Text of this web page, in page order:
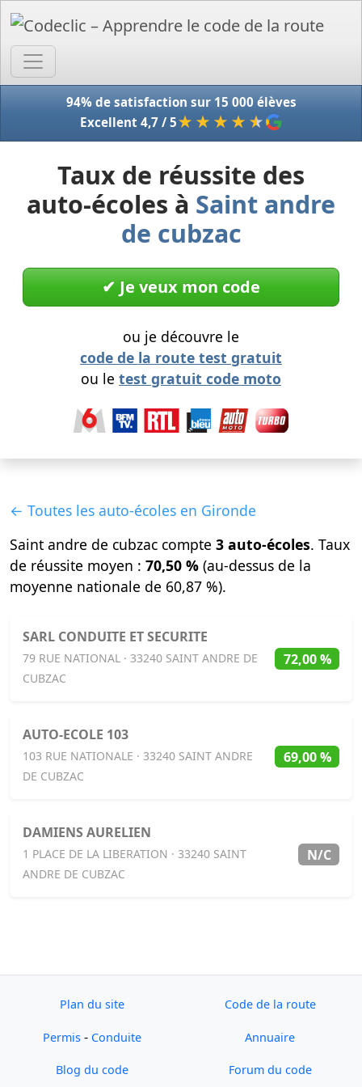
94% de satisfaction sur 15 000 élèves
Excellent 4,7 / 5★★★★ ★
Taux de réussite des
auto-écoles à Saint andre
de cubzac
✔︎ Je veux mon code
ou je découvre le
code de la route test gratuit
ou le test gratuit code moto
← Toutes les auto-écoles en Gironde
Saint andre de cubzac compte 3 auto-écoles. Taux
de réussite moyen : 70,50 % (au-dessus de la
moyenne nationale de 60,87 %).
SARL CONDUITE ET SECURITE
79 RUE NATIONAL · 33240 SAINT ANDRE DE
CUBZAC
72,00 %
AUTO-ECOLE 103
103 RUE NATIONALE · 33240 SAINT ANDRE
DE CUBZAC
69,00 %
DAMIENS AURELIEN
1 PLACE DE LA LIBERATION · 33240 SAINT
ANDRE DE CUBZAC
N/C
Plan du site Code de la route
Permis - Conduite Annuaire
Blog du code Forum du code